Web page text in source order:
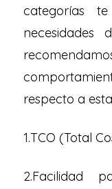
categorías
necesidades
respecto a
1.TCO (Total
2.Facilidad